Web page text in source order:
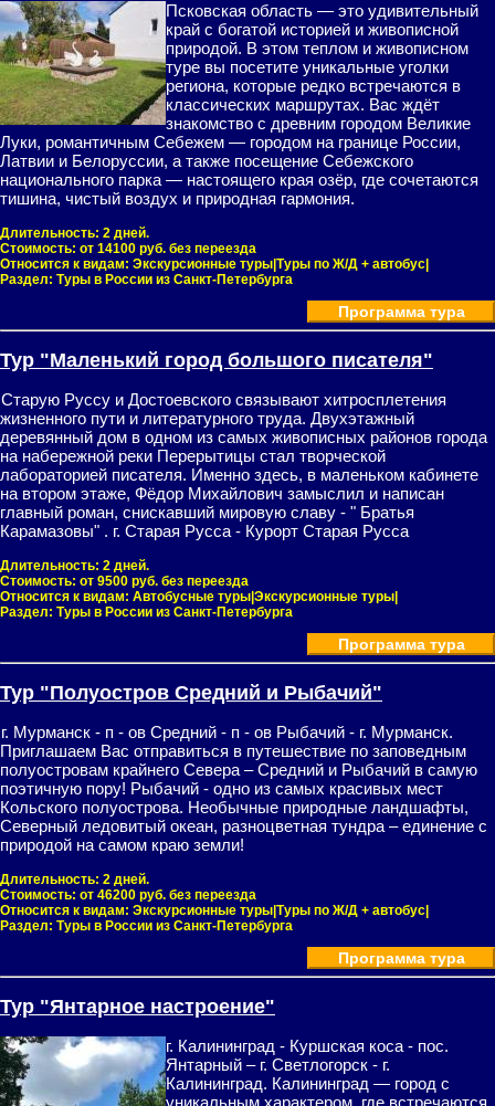
Псковская область — это удивительный
край с богатой историей и живописной
природой. В этом теплом и живописном
туре вы посетите уникальные уголки
региона, которые редко встречаются в
классических маршрутах. Вас ждёт
знакомство с древним городом Великие
Луки, романтичным Себежем — городом на границе России,
Латвии и Белоруссии, а также посещение Себежского
национального парка — настоящего края озёр, где сочетаются
тишина, чистый воздух и природная гармония.
Длительность: 2 дней.
Стоимость: от 14100 руб. без переезда
Относится к видам: Экскурсионные туры|Туры по Ж/Д + автобус|
Раздел: Туры в России из Санкт-Петербурга
Программа тура
Тур "Маленький город большого писателя"
Старую Руссу и Достоевского связывают хитросплетения
жизненного пути и литературного труда. Двухэтажный
деревянный дом в одном из самых живописных районов города
на набережной реки Перерытицы стал творческой
лабораторией писателя. Именно здесь, в маленьком кабинете
на втором этаже, Фёдор Михайлович замыслил и написан
главный роман, снискавший мировую славу - " Братья
Карамазовы" . г. Старая Русса - Курорт Старая Русса
Длительность: 2 дней.
Стоимость: от 9500 руб. без переезда
Относится к видам: Автобусные туры|Экскурсионные туры|
Раздел: Туры в России из Санкт-Петербурга
Программа тура
Тур "Полуостров Средний и Рыбачий"
г. Мурманск - п - ов Средний - п - ов Рыбачий - г. Мурманск.
Приглашаем Вас отправиться в путешествие по заповедным
полуостровам крайнего Севера – Средний и Рыбачий в самую
поэтичную пору! Рыбачий - одно из самых красивых мест
Кольского полуострова. Необычные природные ландшафты,
Северный ледовитый океан, разноцветная тундра – единение с
природой на самом краю земли!
Длительность: 2 дней.
Стоимость: от 46200 руб. без переезда
Относится к видам: Экскурсионные туры|Туры по Ж/Д + автобус|
Раздел: Туры в России из Санкт-Петербурга
Программа тура
Тур "Янтарное настроение"
г. Калининград - Куршская коса - пос.
Янтарный – г. Светлогорск - г.
Калининград. Калининград — город с
уникальным характером, где встречаются